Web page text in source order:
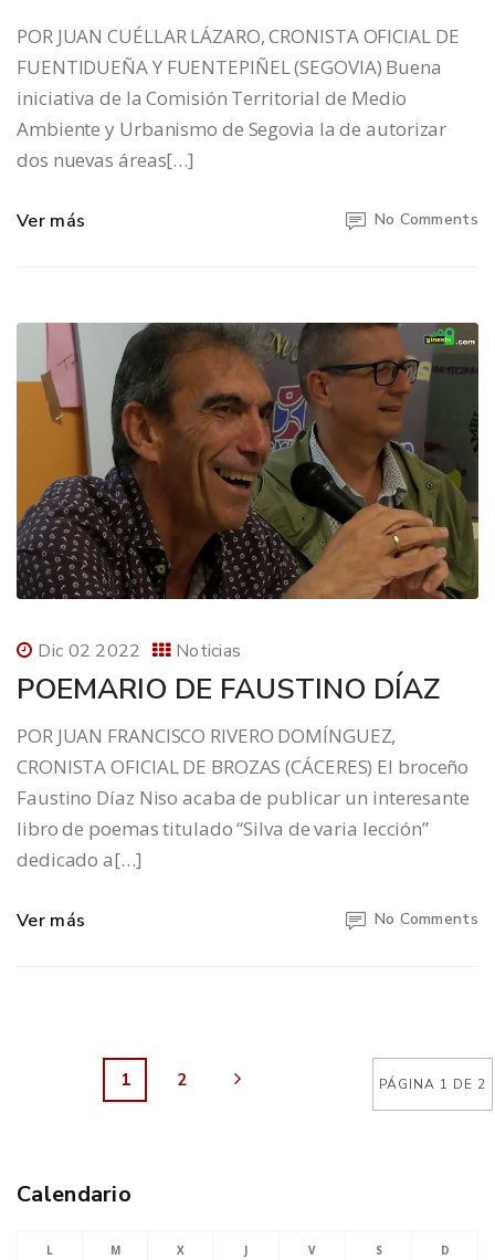
POR JUAN CUÉLLAR LÁZARO, CRONISTA OFICIAL DE
FUENTIDUEÑA Y FUENTEPIÑEL (SEGOVIA) Buena
iniciativa de la Comisión Territorial de Medio
Ambiente y Urbanismo de Segovia la de autorizar
dos nuevas áreas[…]
Ver más No Comments
Dic 02 2022 Noticias
POEMARIO DE FAUSTINO DÍAZ
POR JUAN FRANCISCO RIVERO DOMÍNGUEZ,
CRONISTA OFICIAL DE BROZAS (CÁCERES) El broceño
Faustino Díaz Niso acaba de publicar un interesante
libro de poemas titulado “Silva de varia lección”
dedicado a[…]
Ver más No Comments
PÁGINA 1 DE 2
1 2
Calendario
L M X J V S D